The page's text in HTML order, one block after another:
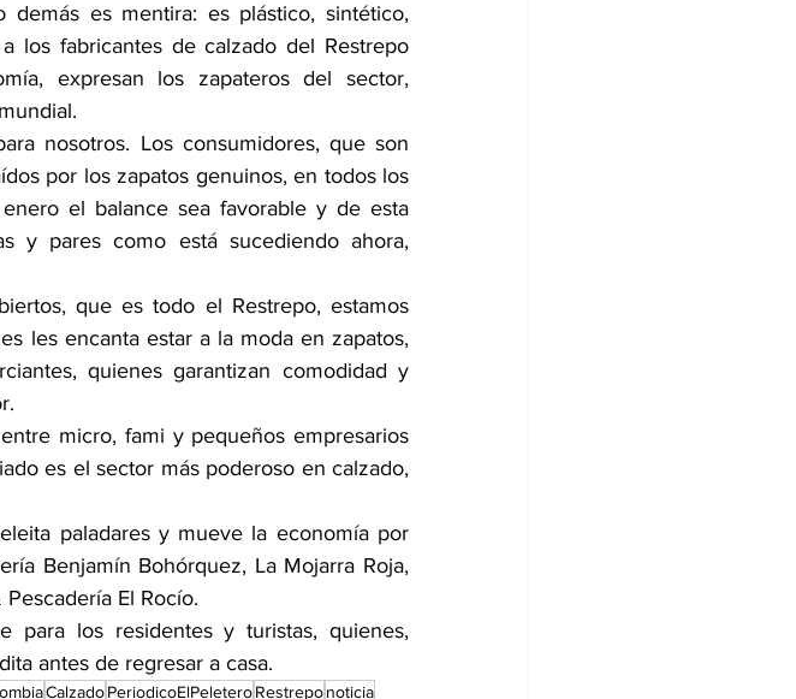
es mentira: es plástico, sintético,
los fabricantes de calzado del Restrepo
expresan los zapateros del sector,
nosotros. Los consumidores, que son
por los zapatos genuinos, en todos los
el balance sea favorable y de esta
y pares como está sucediendo ahora,
que es todo el Restrepo, estamos
les encanta estar a la moda en zapatos,
quienes garantizan comodidad y
micro, fami y pequeños empresarios
es el sector más poderoso en calzado,
paladares y mueve la economía por
Benjamín Bohórquez, La Mojarra Roja,
El Rocío.
para los residentes y turistas, quienes,
antes de regresar a casa.
CalzadoPeriodicoElPeleteroRestreponoticia